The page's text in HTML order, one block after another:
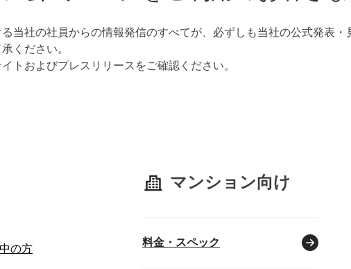
当社の社員からの情報発信のすべてが、必ずしも当社の公式発表・
ください。
トおよびプレスリリースをご確認ください。
の方
マンション向け
料金・スペック